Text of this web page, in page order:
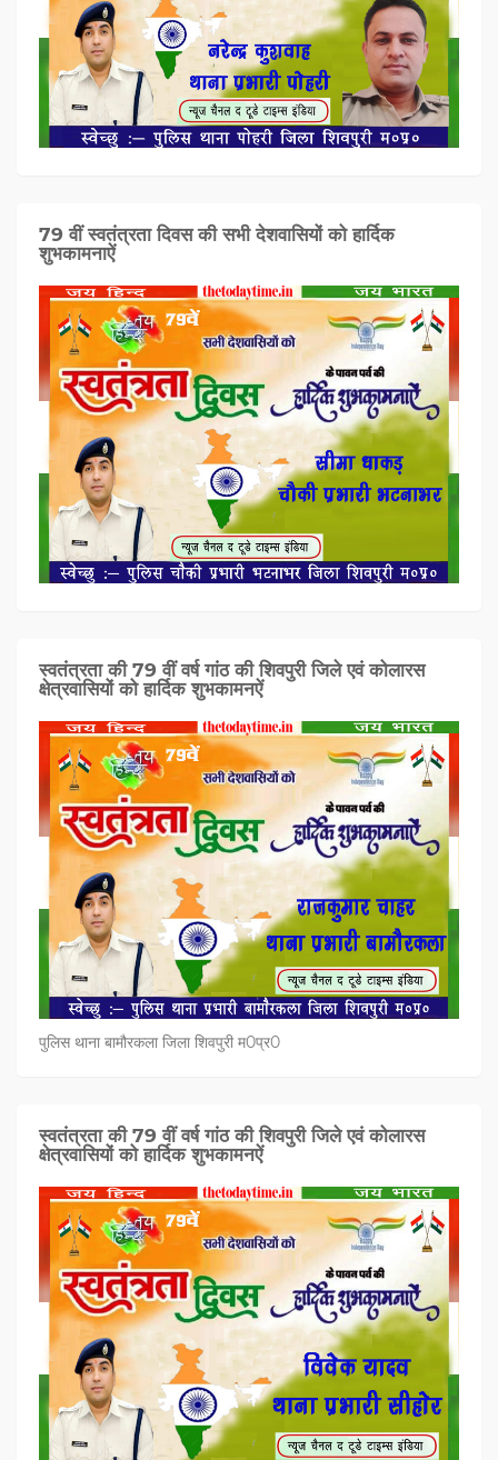
79 वीं स्वतंत्रता दिवस की सभी देशवासियों को हार्दिक
शुभकामनाऐं
स्वतंत्रता की 79 वीं वर्ष गांठ की शिवपुरी जिले एवं कोलारस
क्षेत्रवासियों को हार्दिक शुभकामनऐं
पुलिस थाना बामौरकला जिला शिवपुरी म0प्र0
स्वतंत्रता की 79 वीं वर्ष गांठ की शिवपुरी जिले एवं कोलारस
क्षेत्रवासियों को हार्दिक शुभकामनऐं